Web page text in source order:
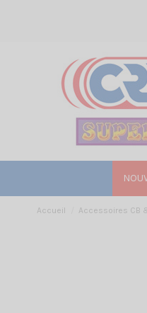
Accueil Accessoires CB